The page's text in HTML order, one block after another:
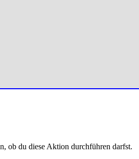
ob du diese Aktion durchführen darfst.